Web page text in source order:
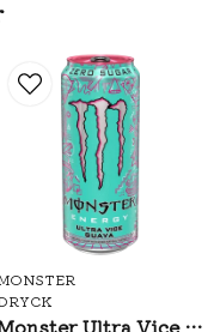
Monster Ultra Vice Guava 473ml